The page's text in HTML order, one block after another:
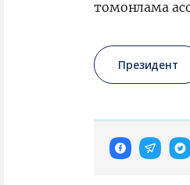
томонлама
Президент